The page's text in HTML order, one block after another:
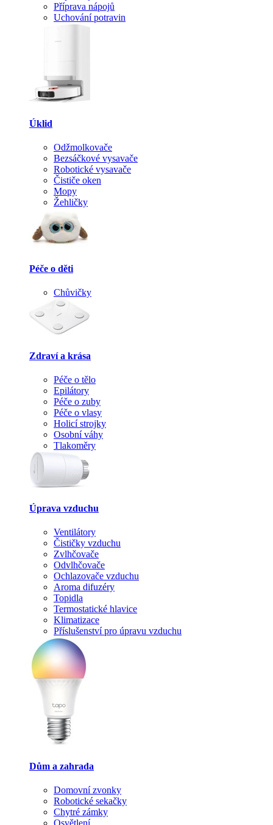
Příprava nápojů
Uchování potravin
Úklid
Odžmolkovače
Bezsáčkové vysavače
Robotické vysavače
Čističe oken
Mopy
Žehličky
Péče o děti
Chůvičky
Zdraví a krása
Péče o tělo
Epilátory
Péče o zuby
Péče o vlasy
Holicí strojky
Osobní váhy
Tlakoměry
Úprava vzduchu
Ventilátory
Čističky vzduchu
Zvlhčovače
Odvlhčovače
Ochlazovače vzduchu
Aroma difuzéry
Topidla
Termostatické hlavice
Klimatizace
Příslušenství pro úpravu vzduchu
Dům a zahrada
Domovní zvonky
Robotické sekačky
Chytré zámky
Osvětlení